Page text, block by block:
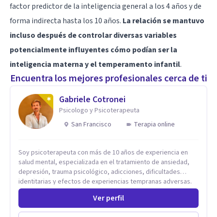
factor predictor de la inteligencia general a los 4 años y de
forma indirecta hasta los 10 años. La relación se mantuvo
incluso después de controlar diversas variables
potencialmente influyentes cómo podían ser la
inteligencia materna y el temperamento infantil.
Encuentra los mejores profesionales cerca de ti
Gabriele Cotronei
Psicologo y Psicoterapeuta
San Francisco
Terapia online
Soy psicoterapeuta con más de 10 años de experiencia en
salud mental, especializada en el tratamiento de ansiedad,
depresión, trauma psicológico, adicciones, dificultades
identitarias y efectos de experiencias tempranas adversas.
Ofrezco un espacio terapéutico seguro, confidencial y
profundamente humano, donde el dolor emocional puede
transformarse en autoconocimiento, regulación emocional y
Ver perfil